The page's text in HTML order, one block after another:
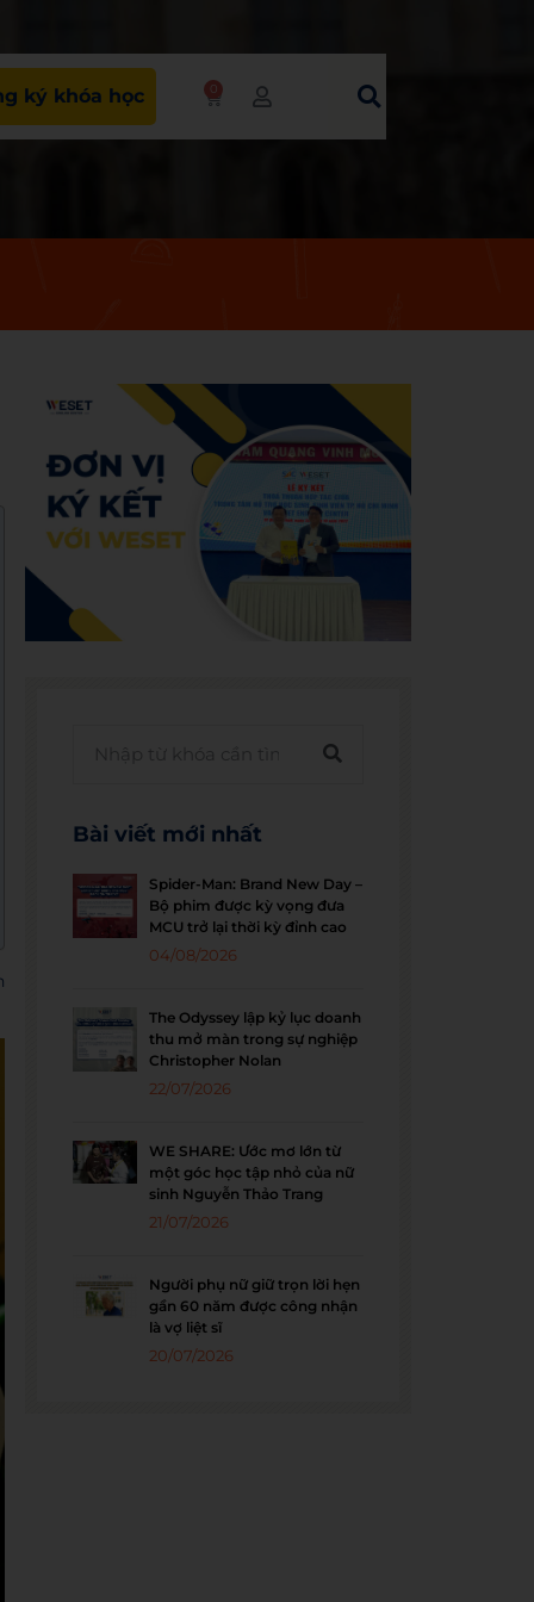
ký khóa học 0
Bài viết mới nhất
Spider-Man: Brand New Day –
Bộ phim được kỳ vọng đưa
MCU trở lại thời kỳ đỉnh cao
04/08/2026
The Odyssey lập kỷ lục doanh
thu mở màn trong sự nghiệp
Christopher Nolan
22/07/2026
WE SHARE: Ước mơ lớn từ
một góc học tập nhỏ của nữ
sinh Nguyễn Thảo Trang
21/07/2026
Người phụ nữ giữ trọn lời hẹn
gần 60 năm được công nhận
là vợ liệt sĩ
20/07/2026